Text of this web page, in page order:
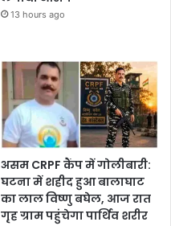
13 hours ago
असम CRPF कैंप में गोलीबारी:
घटना में शहीद हुआ बालाघाट
का लाल विष्णु बघेल, आज रात
गृह ग्राम पहुंचेगा पार्थिव शरीर